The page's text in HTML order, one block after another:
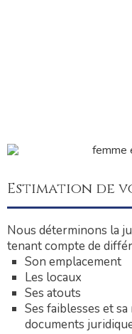
Estimation de
Nous déterminons la
tenant compte de
Son emplacement
Les locaux
Ses atouts
Ses faiblesses et
documents